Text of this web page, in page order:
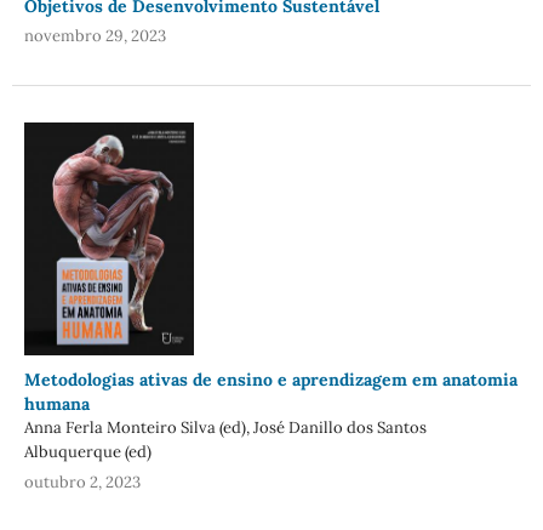
Objetivos de Desenvolvimento Sustentável
novembro 29, 2023
Metodologias ativas de ensino e aprendizagem em anatomia
humana
Anna Ferla Monteiro Silva (ed), José Danillo dos Santos
Albuquerque (ed)
outubro 2, 2023